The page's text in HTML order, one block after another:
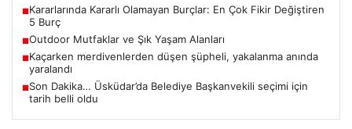
■Kararlarında Kararlı Olamayan Burçlar: En Çok Fikir Değiştiren
5 Burç
■Outdoor Mutfaklar ve Şık Yaşam Alanları
■Kaçarken merdivenlerden düşen şüpheli, yakalanma anında
yaralandı
■Son Dakika… Üsküdar’da Belediye Başkanvekili seçimi için
tarih belli oldu